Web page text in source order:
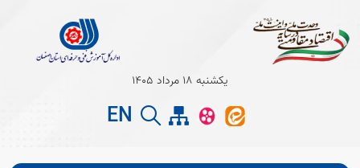
Open
یکشنبه 18 مرداد 1405
EN